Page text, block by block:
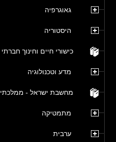
גאוגרפיה
היסטוריה
כישורי חיים וחינוך חברתי
מדע וטכנולוגיה
מחשבת ישראל - ממלכתי
מתמטיקה
ערבית